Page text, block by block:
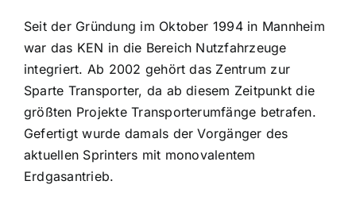
Seit der Gründung im Oktober 1994 in Mannheim
war das KEN in die Bereich Nutzfahrzeuge
integriert. Ab 2002 gehört das Zentrum zur
Sparte Transporter, da ab diesem Zeitpunkt die
größten Projekte Transporterumfänge betrafen.
Gefertigt wurde damals der Vorgänger des
aktuellen Sprinters mit monovalentem
Erdgasantrieb.